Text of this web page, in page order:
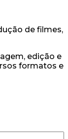
de filmes,
edição e
formatos e